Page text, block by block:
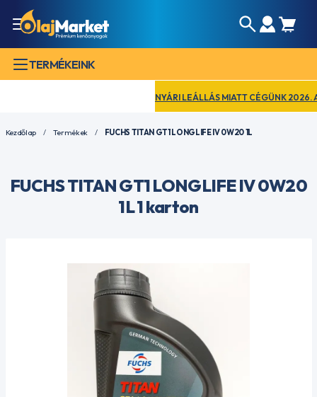
TERMÉKEINK
NYÁRI LEÁLLÁS MIATT CÉGÜNK 2026.
Kezdőlap Termékek FUCHS TITAN GT1 LONGLIFE IV 0W20 1L
FUCHS TITAN GT1 LONGLIFE IV 0W20
1L 1 karton